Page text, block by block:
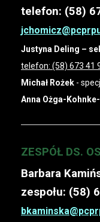
telefon: (58)
Justyna Deling –
telefon: (58) 673 41
Michał Rożek -
Anna Ożga-Kohnke-
ZESPÓŁ DS.
Barbara
zespołu: (58)